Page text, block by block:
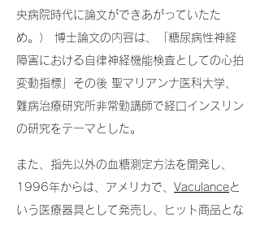
央病院時代に論文ができあがっていたた
め。） 博士論文の内容は、「糖尿病性神経
障害における自律神経機能検査としての心拍
変動指標」その後 聖マリアンナ医科大学、
難病治療研究所非常勤講師で経口インスリン
の研究をテーマとした。
また、指先以外の血糖測定方法を開発し、
1996年からは、アメリカで、 Vaculanceと
いう医療器具として発売し、ヒット商品とな